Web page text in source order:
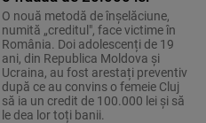
O nouă metodă de înșelăciune,
numită „creditul", face victime în
România. Doi adolescenți de 19
ani, din Republica Moldova și
Ucraina, au fost arestați preventiv
după ce au convins o femeie Cluj
să ia un credit de 100.000 lei și să
le dea lor toți banii.